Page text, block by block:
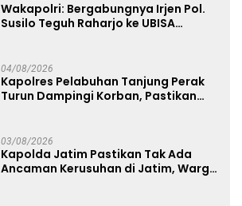
Wakapolri: Bergabungnya Irjen Pol.
Susilo Teguh Raharjo ke UBISA
04/08/2026
Kapolres Pelabuhan Tanjung Perak
Turun Dampingi Korban, Pastikan
03/08/2026
Kapolda Jatim Pastikan Tak Ada
Ancaman Kerusuhan di Jatim, Warga